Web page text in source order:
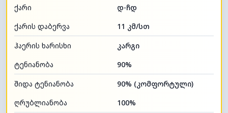
ქარი
დ-ჩდ
ქარის დაბერვა
11 კმ/სთ
ჰაერის ხარისხი
კარგი
ტენიანობა
90%
შიდა ტენიანობა
90% (კომფორტული)
ღრუბლიანობა
100%